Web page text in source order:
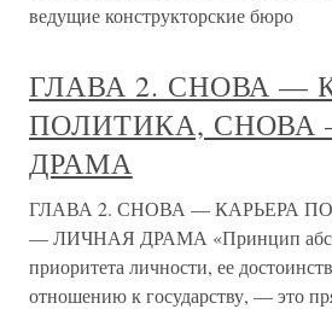
ведущие конструкторские бюро
ГЛАВА 2. СНОВА —
ПОЛИТИКА,
ДРАМА
ГЛАВА 2. СНОВА — КАРЬЕРА
— ЛИЧНАЯ ДРАМА «Принцип
приоритета личности, ее
отношению к государству, — это